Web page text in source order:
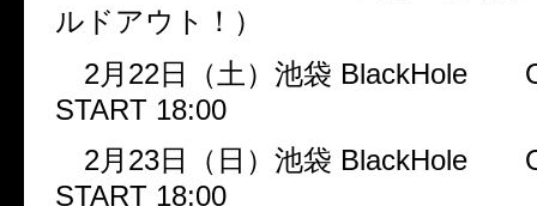
ルドアウト！）
2月 22日（土）池袋 BlackHole
START 18:00
2月 23日（日）池袋 BlackHole
START 18:00